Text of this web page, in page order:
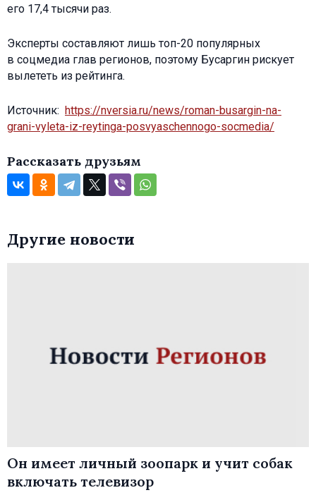
его 17,4 тысячи раз.
Эксперты составляют лишь топ-20 популярных
в соцмедиа глав регионов, поэтому Бусаргин рискует
вылететь из рейтинга.
Источник: https://nversia.ru/news/roman-busargin-na-
grani-vyleta-iz-reytinga-posvyaschennogo-socmedia/
Рассказать друзьям
Другие новости
Он имеет личный зоопарк и учит собак
включать телевизор